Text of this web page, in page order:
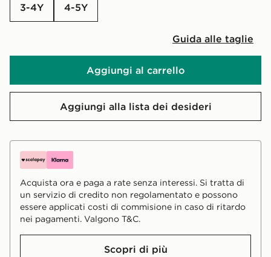
3-4Y 4-5Y
Guida alle taglie
Aggiungi al carrello
Aggiungi alla lista dei desideri
Acquista ora e paga a rate senza interessi. Si tratta di
un servizio di credito non regolamentato e possono
essere applicati costi di commisione in caso di ritardo
nei pagamenti. Valgono T&C.
Scopri di più